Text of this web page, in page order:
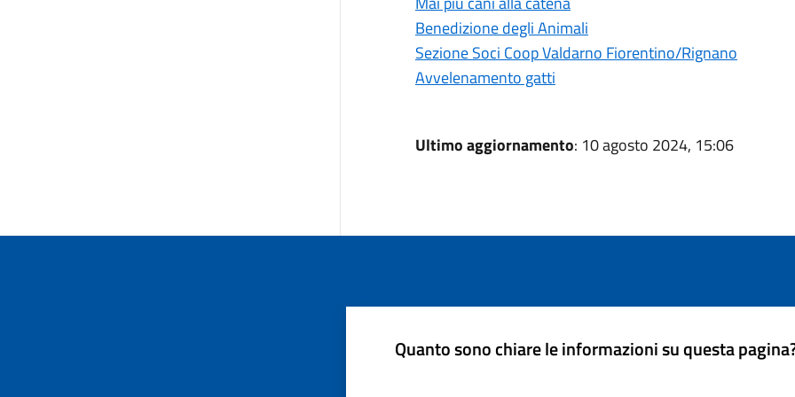
Benedizione degli Animali
Sezione Soci Coop Valdarno Fiorentino/Rignano
Avvelenamento gatti
Ultimo aggiornamento: 10 agosto 2024, 15:06
Quanto sono chiare le informazioni su questa